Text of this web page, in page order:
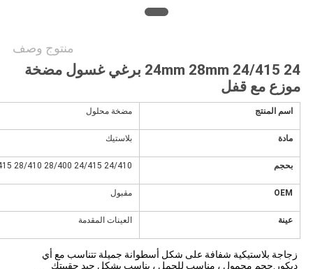
منتوج وصف
24 24/415 24mm 28mm برغي غسول مضخة
موزع مع قفل
اسم المنتج مضخة محلول
مادة بلاستيك
بحجم 24/410 24/415 28/400 28/410 28/415 33/410 38/410
OEM مقبول
عينة العينات المقدمة